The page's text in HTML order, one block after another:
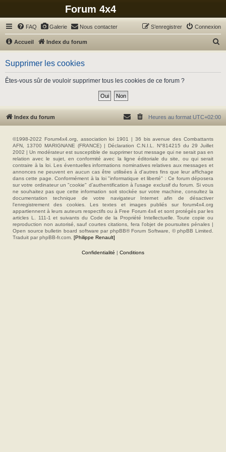
Forum 4x4
FAQ Galerie Nous contacter Connexion
S’enregistrer
Accueil Index du forum
h
Supprimer les cookies
Êtes-vous sûr de vouloir supprimer tous les cookies de ce forum ?
Index du forum Heures au format UTC+02:00
©1998-2022 Forum4x4.org, association loi 1901 | 36 bis avenue des Combattants
AFN, 13700 MARIGNANE (FRANCE) | Déclaration C.N.I.L. N°814215 du 29 Juillet
2002 | Un modérateur est susceptible de supprimer tout message qui ne serait pas en
relation avec le sujet, en conformité avec la ligne éditoriale du site, ou qui serait
contraire à la loi. Les éventuelles informations nominatives relatives aux messages et
annonces ne peuvent en aucun cas être utilisées à d'autres fins que leur affichage
dans cette page. Conformément à la loi "informatique et liberté" : Ce forum déposera
sur votre ordinateur un "cookie" d’authentification à l'usage exclusif du forum. Si vous
ne souhaitez pas que cette information soit stockée sur votre machine, consultez la
documentation technique de votre navigateur Internet afin de désactiver
l'enregistrement des cookies. Les textes et images publiés sur forum4x4.org
appartiennent à leurs auteurs respectifs ou à Free Forum 4x4 et sont protégés par les
articles L. 111-1 et suivants du Code de la Propriété Intellectuelle. Toute copie ou
reproduction non autorisé, sauf courtes citations, fera l'objet de poursuites pénales |
Open source bulletin board software par phpBB® Forum Software, © phpBB Limited.
Traduit par phpBB-fr.com. [Philippe Renault]
Confidentialité | Conditions